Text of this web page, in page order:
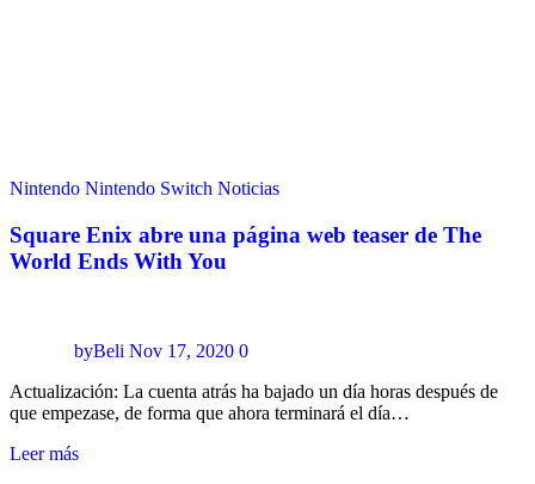
Nintendo Nintendo Switch Noticias
Square Enix abre una página web teaser de The
World Ends With You
byBeli Nov 17, 2020 0
Actualización: La cuenta atrás ha bajado un día horas después de
que empezase, de forma que ahora terminará el día…
Leer más